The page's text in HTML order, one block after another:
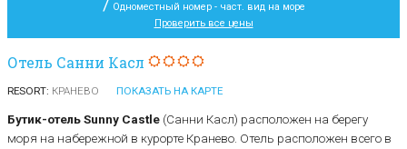
Одноместный номер - част. вид на море
Проверить все цены
Отель Санни Касл
RESORT: КРАНЕВО ПОКАЗАТЬ НА КАРТЕ
Бутик-отель Sunny Castle (Санни Касл) расположен на берегу
моря на набережной в курорте Кранево. Отель расположен всего в